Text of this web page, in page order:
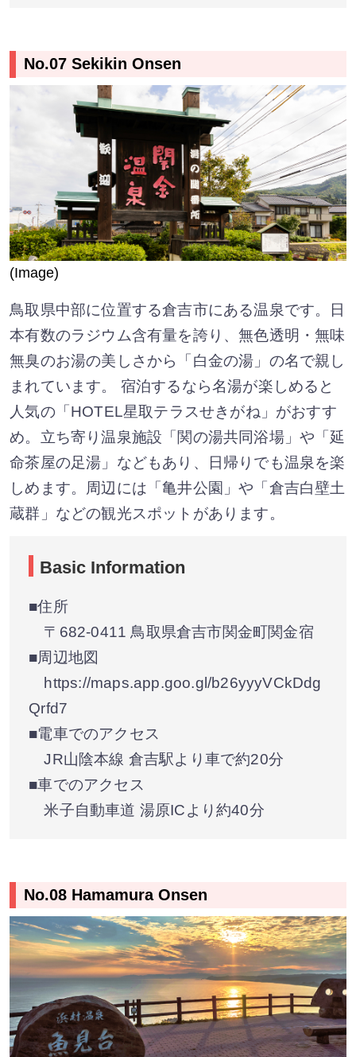
No.07 Sekikin Onsen
(Image)
鳥取県中部に位置する倉吉市にある温泉です。日
本有数のラジウム含有量を誇り、無色透明・無味
無臭のお湯の美しさから「白金の湯」の名で親し
まれています。 宿泊するなら名湯が楽しめると
人気の「HOTEL星取テラスせきがね」がおすす
め。立ち寄り温泉施設「関の湯共同浴場」や「延
命茶屋の足湯」などもあり、日帰りでも温泉を楽
しめます。周辺には「亀井公園」や「倉吉白壁土
蔵群」などの観光スポットがあります。
Basic Information
■住所
〒682-0411 鳥取県倉吉市関金町関金宿
■周辺地図
https://maps.app.goo.gl/b26yyyVCkDdg
Qrfd7
■電車でのアクセス
JR山陰本線 倉吉駅より車で約20分
■車でのアクセス
米子自動車道 湯原ICより約40分
No.08 Hamamura Onsen